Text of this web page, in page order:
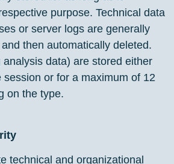
purpose. Technical data
or server logs are generally
then automatically deleted.
data) are stored either
session or for a maximum of 12
on the type.
technical and organizational